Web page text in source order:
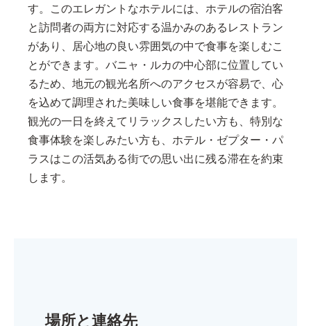
す。このエレガントなホテルには、ホテルの宿泊客
と訪問者の両方に対応する温かみのあるレストラン
があり、居心地の良い雰囲気の中で食事を楽しむこ
とができます。バニャ・ルカの中心部に位置してい
るため、地元の観光名所へのアクセスが容易で、心
を込めて調理された美味しい食事を堪能できます。
観光の一日を終えてリラックスしたい方も、特別な
食事体験を楽しみたい方も、ホテル・ゼプター・パ
ラスはこの活気ある街での思い出に残る滞在を約束
します。
場所と連絡先